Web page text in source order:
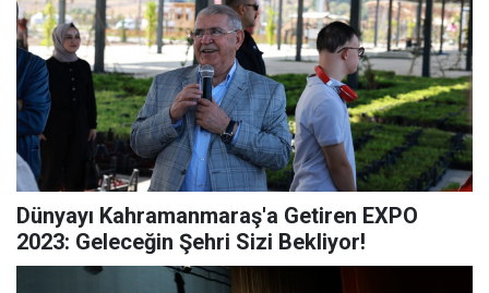
Dünyayı Kahramanmaraş'a Getiren EXPO
2023: Geleceğin Şehri Sizi Bekliyor!